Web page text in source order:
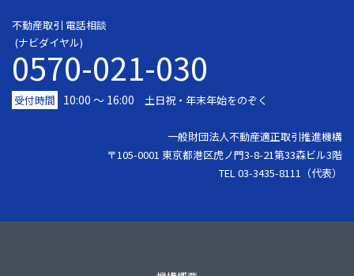
不動産取引 電話相談
(ナビダイヤル)
0570-021-030
受付時間 10:00 ～ 16:00 土日祝・年末年始をのぞく
一般財団法人不動産適正取引推進機構
〒105-0001 東京都港区虎ノ門3-8-21第33森ビル3階
TEL 03-3435-8111（代表）